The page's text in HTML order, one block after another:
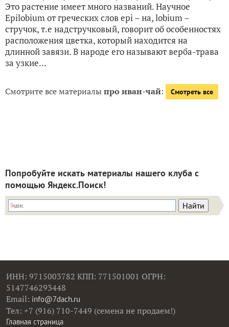
Это растение имеет много названий. Научное
Epilobium от греческих слов еpi – на, lobium –
стручок, т.е надстручковый, говорит об особенностях
расположения цветка, который находится на
длинной завязи. В народе его называют верба-трава
за узкие...
Смотрите все материалыпро иван-чай: Смотреть все
Попробуйте искать материалы нашего клуба с
помощью Яндекс.Поиск!
ИНН: 9715003782 КПП: 771501001 ОГРН:
5147746293448
Email: info@7dach.ru
Тел: +7 (916) 710-7449 (семена не продаем!)
Главная страница